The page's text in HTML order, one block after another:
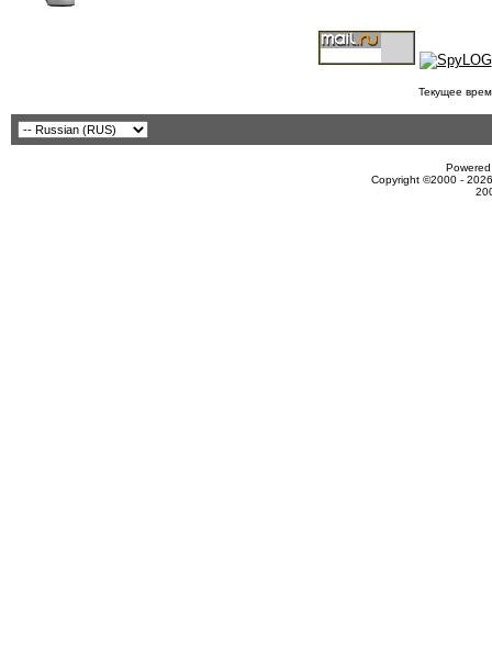
Текущее
Copyright ©2000 -